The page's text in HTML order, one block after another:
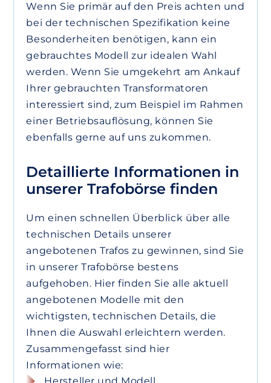
Wenn Sie primär auf den Preis achten und
bei der technischen Spezifikation keine
Besonderheiten benötigen, kann ein
gebrauchtes Modell zur idealen Wahl
werden. Wenn Sie umgekehrt am Ankauf
Ihrer gebrauchten Transformatoren
interessiert sind, zum Beispiel im Rahmen
einer Betriebsauflösung, können Sie
ebenfalls gerne auf uns zukommen.
Detaillierte Informationen in
unserer Trafobörse finden
Um einen schnellen Überblick über alle
technischen Details unserer
angebotenen Trafos zu gewinnen, sind Sie
in unserer Trafobörse bestens
aufgehoben. Hier finden Sie alle aktuell
angebotenen Modelle mit den
wichtigsten, technischen Details, die
Ihnen die Auswahl erleichtern werden.
Zusammengefasst sind hier
Informationen wie: